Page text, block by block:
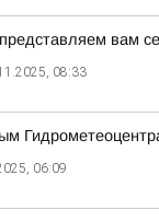
вам
08:33
06:09